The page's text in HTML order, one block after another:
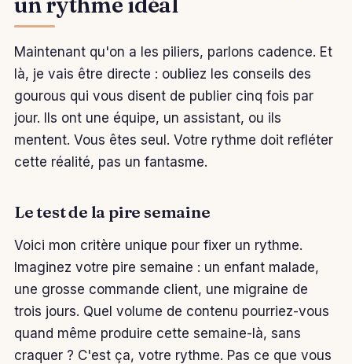
Maintenant qu'on a les piliers, parlons cadence. Et
là, je vais être directe : oubliez les conseils des
gourous qui vous disent de publier cinq fois par
jour. Ils ont une équipe, un assistant, ou ils
mentent. Vous êtes seul. Votre rythme doit refléter
cette réalité, pas un fantasme.
Le test de la pire semaine
Voici mon critère unique pour fixer un rythme.
Imaginez votre pire semaine : un enfant malade,
une grosse commande client, une migraine de
trois jours. Quel volume de contenu pourriez-vous
quand même produire cette semaine-là, sans
craquer ? C'est ça, votre rythme. Pas ce que vous